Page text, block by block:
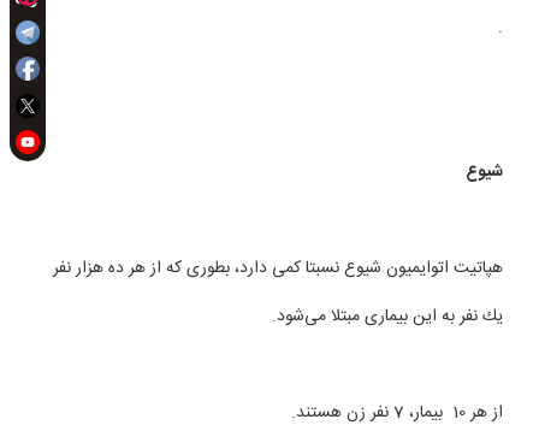
.
شیوع
هپاتیت اتوایمیون شیوع نسبتا كمی دارد، بطوری كه از هر ده هزار نفر
یك نفر به این بیماری مبتلا می‌شود.
از هر 10 بیمار، 7 نفر زن هستند.